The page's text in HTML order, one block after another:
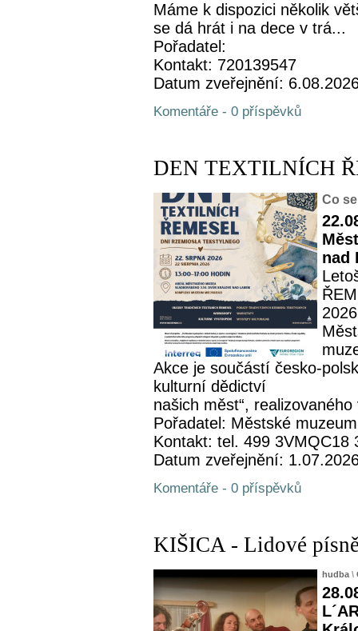
Máme k dispozici několik
se dá hrát i na dece v trá...
Pořadatel:
Kontakt: 720139547
Datum zveřejnění:
Komentáře - 0 příspěvků
DEN TEXTILNÍCH
Co
nad
Akce je součástí česko-
kulturní dědictví
našich měst“,
Pořadatel: Městské
Kontakt: tel. 499 3VMQC18
Datum zveřejnění:
Komentáře - 0 příspěvků
KIŠICA - Lidové
hudba \